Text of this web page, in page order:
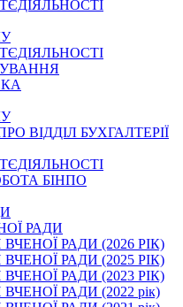
ВІДДІЛ БУХГАЛТЕРІЇ
БІНПО
РАДИ
РАДИ (2026 РІК)
РАДИ (2025 РІК)
РАДИ (2023 РІК)
РАДИ (2022 рік)